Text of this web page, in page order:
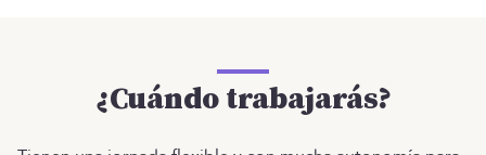
¿Cuándo trabajarás?